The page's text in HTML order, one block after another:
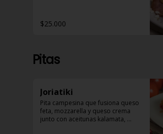
$25.000
Pitas
Joriatiki
Pita campesina que fusiona queso
feta, mozzarella y queso crema
junto con aceitunas kalamata,